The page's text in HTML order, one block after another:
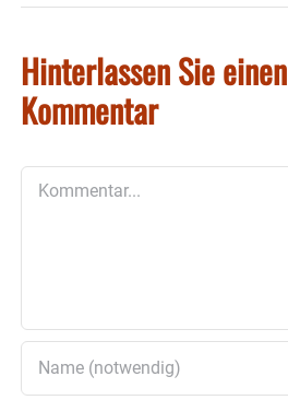
Hinterlassen Sie einen
Kommentar